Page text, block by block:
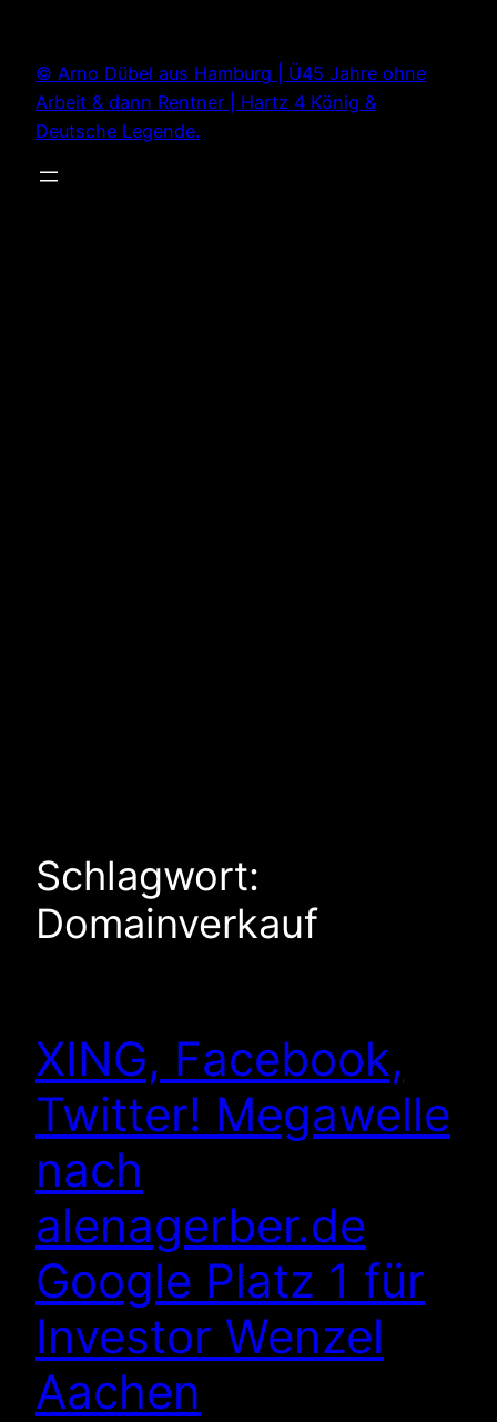
springen
© Arno Dübel aus Hamburg | Ü45 Jahre ohne
Arbeit & dann Rentner | Hartz 4 König &
Deutsche Legende.
Schlagwort:
Domainverkauf
XING, Facebook,
Twitter! Megawelle
nach
alenagerber.de
Google Platz 1 für
Investor Wenzel
Aachen